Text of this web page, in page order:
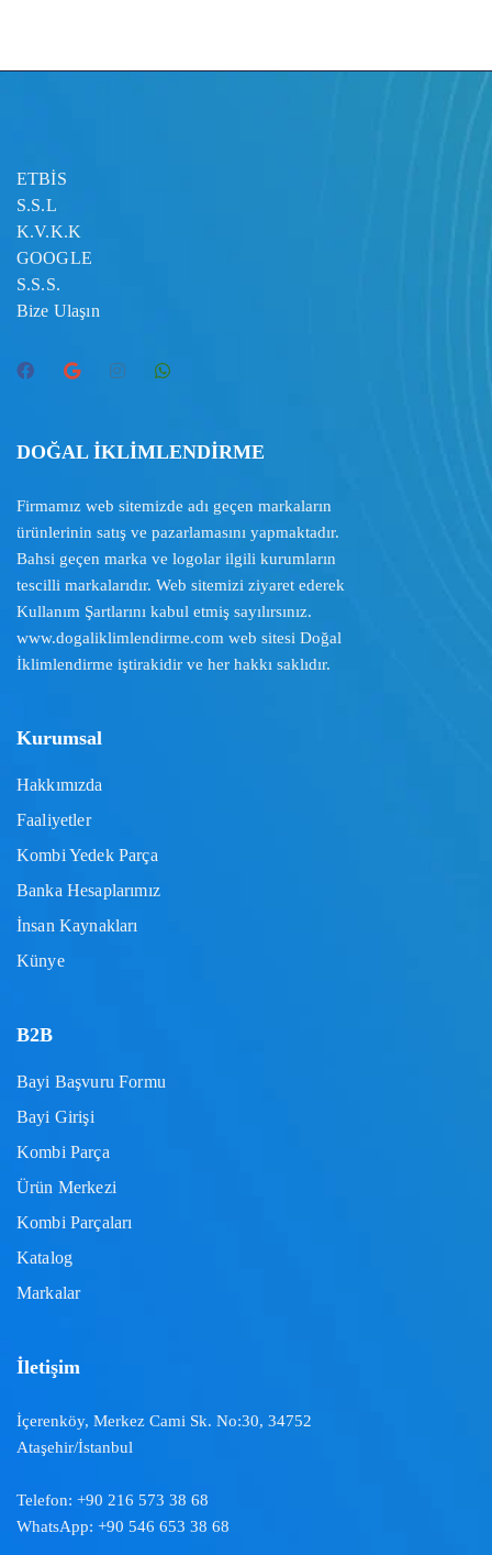
ETBİS
S.S.L
K.V.K.K
GOOGLE
S.S.S.
Bize Ulaşın
DOĞAL İKLİMLENDİRME
Firmamız web sitemizde adı geçen markaların
ürünlerinin satış ve pazarlamasını yapmaktadır.
Bahsi geçen marka ve logolar ilgili kurumların
tescilli markalarıdır. Web sitemizi ziyaret ederek
Kullanım Şartlarını kabul etmiş sayılırsınız.
www.dogaliklimlendirme.com web sitesi Doğal
İklimlendirme iştirakidir ve her hakkı saklıdır.
Kurumsal
Hakkımızda
Faaliyetler
Kombi Yedek Parça
Banka Hesaplarımız
İnsan Kaynakları
Künye
B2B
Bayi Başvuru Formu
Bayi Girişi
Kombi Parça
Ürün Merkezi
Kombi Parçaları
Katalog
Markalar
İletişim
İçerenköy, Merkez Cami Sk. No:30, 34752
Ataşehir/İstanbul
Telefon: +90 216 573 38 68
WhatsApp: +90 546 653 38 68